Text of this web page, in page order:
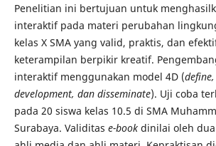
Penelitian ini bertujuan untuk
interaktif pada materi perubahan
kelas X SMA yang valid, praktis, dan
keterampilan berpikir kreatif.
interaktif menggunakan model 4D (
development, dan disseminate). Uji coba
pada 20 siswa kelas 10.5 di SMA
Surabaya. Validitas e-bookdinilai oleh